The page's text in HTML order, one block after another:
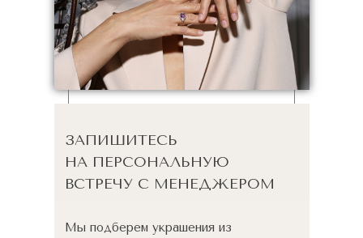
ЗАПИШИТЕСЬ
НА ПЕРСОНАЛЬНУЮ
ВСТРЕЧУ С МЕНЕДЖЕРОМ
Мы подберем украшения из